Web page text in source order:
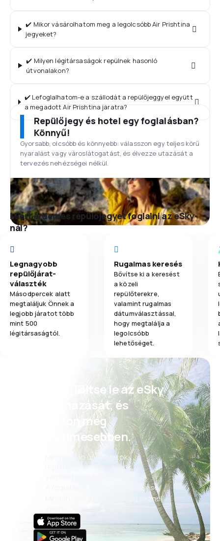
✔️ Mikor vásárolhatom meg a legolcsóbb Air Prishtina
jegyeket?
✔️ Milyen légitársaságok repülnek hasonló
útvonalakon?
✔️ Lefoglalhatom-e a szállodát a repülőjeggyel együtt
a megadott Air Prishtina járatra?
Repülőjegy és hotel egy foglalásban?
Könnyű!
Gyorsabb, olcsóbb és könnyebb: válasszon egy teljes körű
nyaralást vagy városlátogatást, és élvezze utazását a
tervezés nehézségei nélkül.
Miért érdemes repülőjegyet foglalni az eSky-
nál?
Legnagyobb
repülőjárat-
választék
Másodpercek alatt
megtaláljuk Önnek a
legjobb járatot több
mint 500
légitársaságtól.
Rugalmas keresés
Bővítse ki a keresést
a közeli
repülőterekre,
valamint rugalmas
dátumválasztással,
hogy megtalálja a
legolcsóbb
lehetőséget.
Psszt! Töltse le az eSky
alkalmazását, és
utazzon még
kényelmesebben.
Minden nap új ajánlatok:
repülőjegyek, nyaralások,
A foglalások kényelmes kezelése
Minden, ami számít, mindig kéznél